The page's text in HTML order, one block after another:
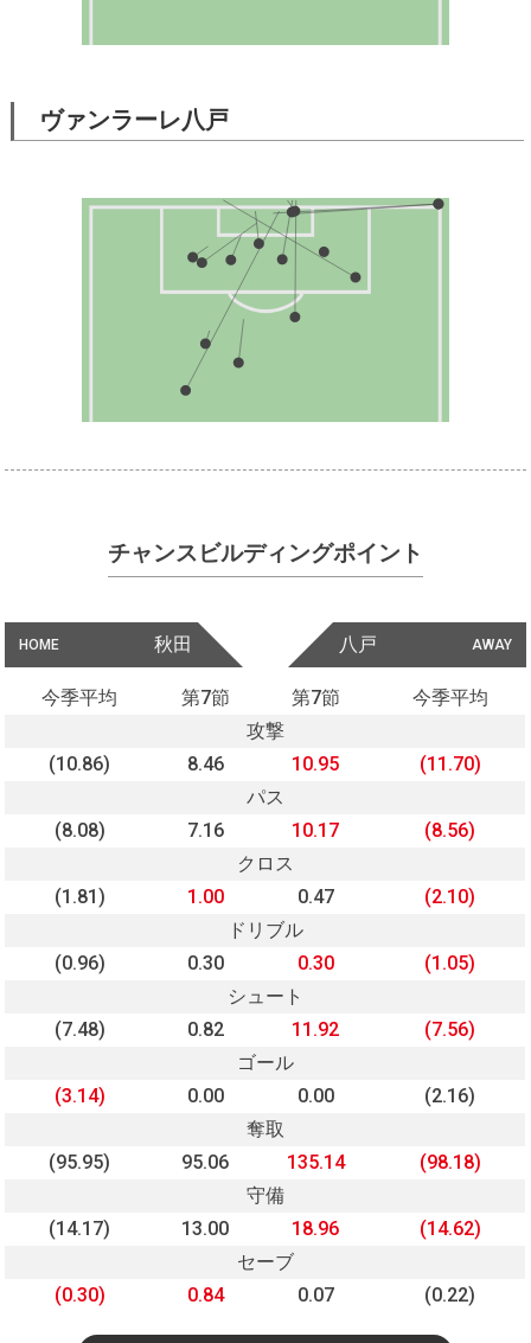
ヴァンラーレ八戸
チャンスビルディングポイント
HOME 秋田 AWAY
八戸
今季平均 第7節 第7節
今季平均
攻撃
(10.86)
8.46 10.95
(11.70)
パス
(8.08)
7.16 10.17
(8.56)
クロス
(1.81)
1.00 0.47
(2.10)
ドリブル
(0.96)
0.30 0.30
(1.05)
シュート
(7.48)
0.82 11.92
(7.56)
ゴール
(3.14)
0.00 0.00
(2.16)
奪取
(95.95)
95.06 135.14
(98.18)
守備
(14.17)
13.00 18.96
(14.62)
セーブ
(0.30)
0.84 0.07 (0.22)